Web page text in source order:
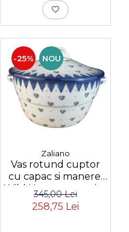
-25% NOU
Zaliano
Vas rotund cuptor
cu capac si manere,
Wild Hearts, ceramica
smaltuita, pictata
manual, volum 1,75 l
345,00 Lei
258,75 Lei